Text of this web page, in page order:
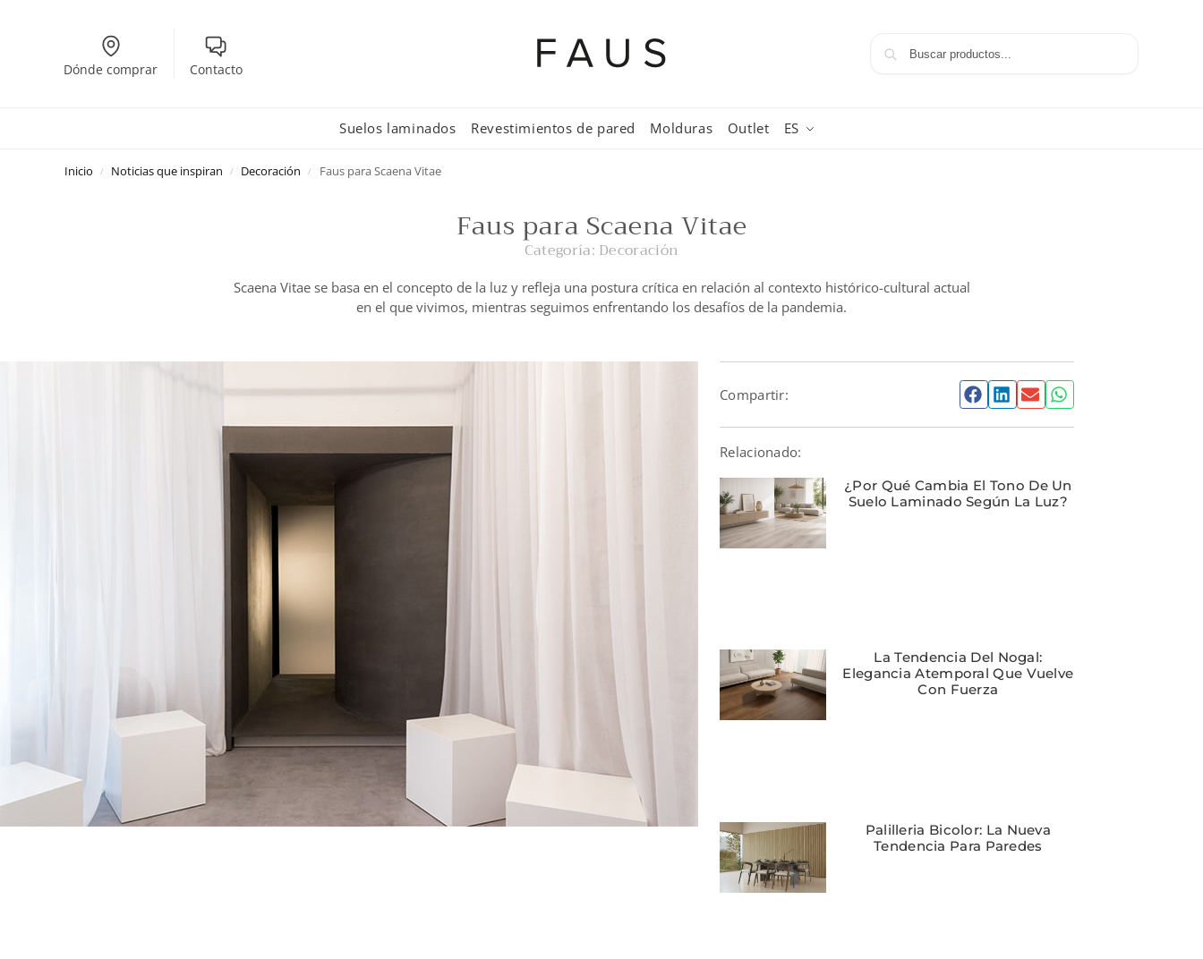
Dónde comprar Contacto
Suelos laminados Revestimientos de pared Molduras Outlet ES
Inicio / Noticias que inspiran / Decoración / Faus para Scaena Vitae
Faus para Scaena Vitae
Categoría: Decoración
Scaena Vitae se basa en el concepto de la luz y refleja una postura crítica en relación al contexto histórico-cultural actual
en el que vivimos, mientras seguimos enfrentando los desafíos de la pandemia.
Compartir:
Relacionado:
¿Por Qué Cambia El Tono De Un
Suelo Laminado Según La Luz?
La Tendencia Del Nogal:
Elegancia Atemporal Que Vuelve
Con Fuerza
Palilleria Bicolor: La Nueva
Tendencia Para Paredes